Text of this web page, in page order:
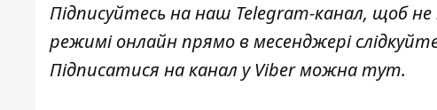
Підписуйтесь на наш Telegram-канал, щоб не
режимі онлайн прямо в месенджері
Підписатися на канал у Viber можнатут.